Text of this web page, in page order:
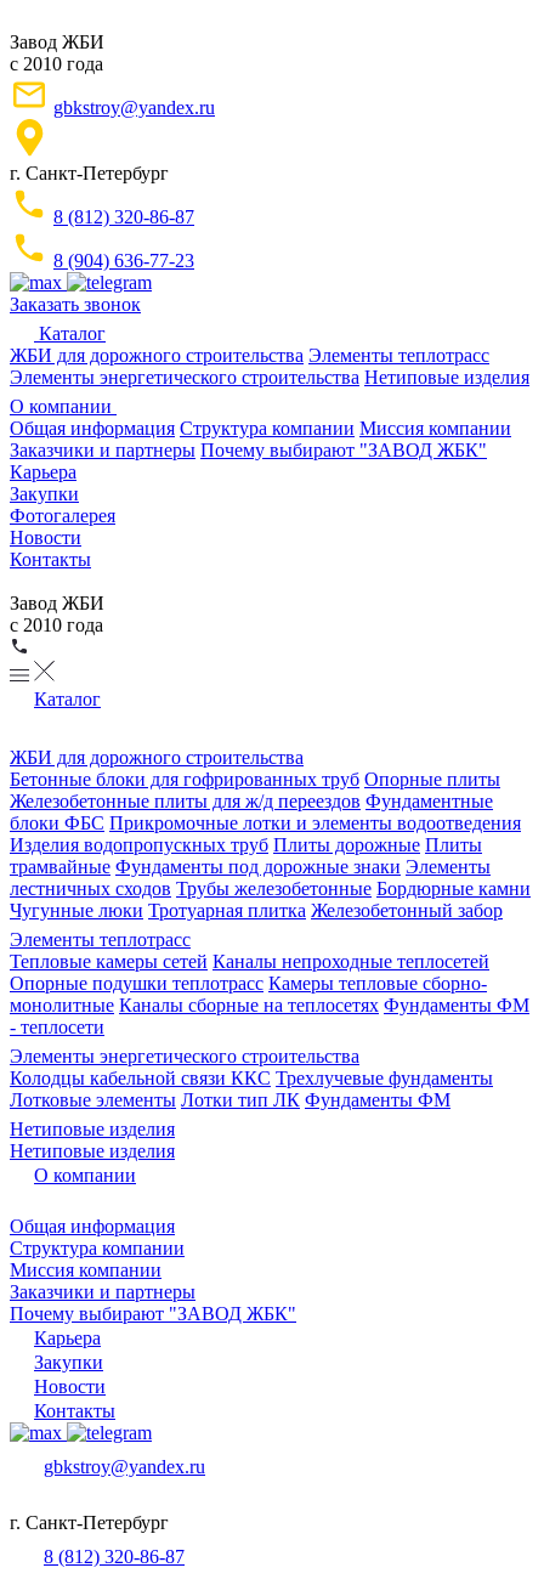
Завод ЖБИ
с 2010 года
gbkstroy@yandex.ru
г. Санкт-Петербург
8 (812) 320-86-87
8 (904) 636-77-23
Заказать звонок
Каталог
ЖБИ для дорожного строительства Элементы теплотрасс
Элементы энергетического строительства Нетиповые изделия
О компании
Общая информация Структура компании Миссия компании
Заказчики и партнеры Почему выбирают "ЗАВОД ЖБК"
Карьера
Закупки
Фотогалерея
Новости
Контакты
Завод ЖБИ
с 2010 года
Каталог
ЖБИ для дорожного строительства
Бетонные блоки для гофрированных труб Опорные плиты
Железобетонные плиты для ж/д переездов Фундаментные
блоки ФБС Прикромочные лотки и элементы водоотведения
Изделия водопропускных труб Плиты дорожные Плиты
трамвайные Фундаменты под дорожные знаки Элементы
лестничных сходов Трубы железобетонные Бордюрные камни
Чугунные люки Тротуарная плитка Железобетонный забор
Элементы теплотрасс
Тепловые камеры сетей Каналы непроходные теплосетей
Опорные подушки теплотрасс Камеры тепловые сборно-
монолитные Каналы сборные на теплосетях Фундаменты ФМ
- теплосети
Элементы энергетического строительства
Колодцы кабельной связи ККС Трехлучевые фундаменты
Лотковые элементы Лотки тип ЛК Фундаменты ФМ
Нетиповые изделия
Нетиповые изделия
О компании
Общая информация
Структура компании
Миссия компании
Заказчики и партнеры
Почему выбирают "ЗАВОД ЖБК"
Карьера
Закупки
Новости
Контакты
gbkstroy@yandex.ru
г. Санкт-Петербург
8 (812) 320-86-87